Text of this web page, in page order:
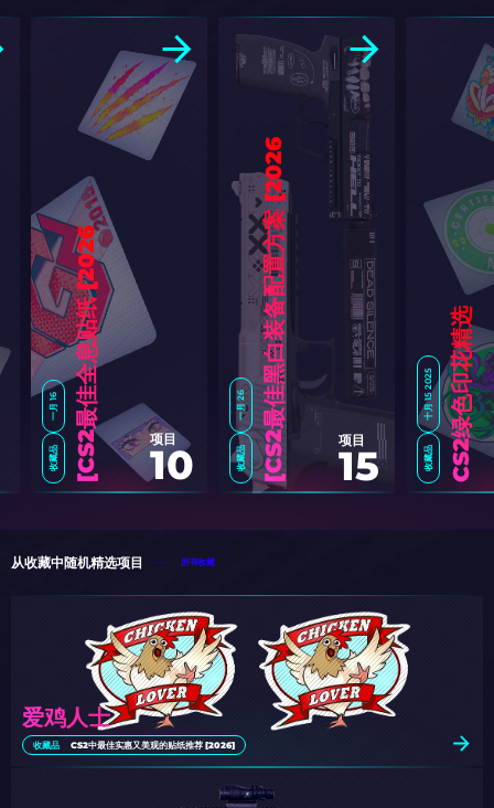
十月 15 2025
收藏品 CS2绿色印花精选
一月 26
收藏品
C
S
2
最
佳
黑
白
装
备
配
置
方
案
[
2
0
2
6
] 项目
15
一月 16
收藏品
C
S
2
最
佳
全
息
贴
纸
[
2
0
2
6
] 项目
10
从收藏中随机精选项目 所有收藏
爱鸡人士
收藏品 CS2中最佳实惠又美观的贴纸推荐 [2026]